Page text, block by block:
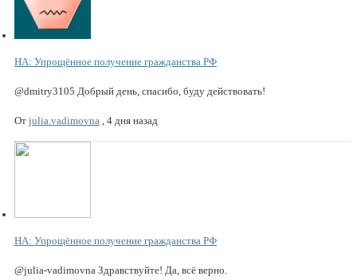
НА: Упрощённое получение гражданства РФ
@dmitry3105 Добрый день, спасибо, буду действовать!
От julia.vadimovna , 4 дня назад
НА: Упрощённое получение гражданства РФ
@julia-vadimovna Здравствуйте! Да, всё верно.